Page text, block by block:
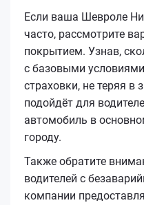
Если ваша Шевроле
часто, рассмотрите
покрытием. Узнав,
с базовыми
страховки, не теряя в
подойдёт для
автомобиль в
городу.
Также обратите
водителей с
компании